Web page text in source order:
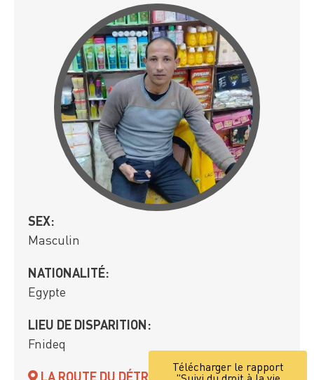
SEX:
Masculin
NATIONALITÉ:
Egypte
LIEU DE DISPARITION:
Fnideq
LA ROUTE DU DÉTROIT DE GIBRALTAR
Télécharger le rapport